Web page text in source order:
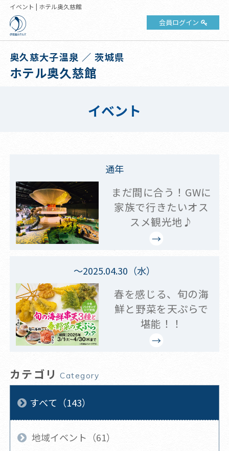
イベント | ホテル奥久慈館
会員ログイン
奥久慈大子温泉 ／ 茨城県
ホテル奥久慈館
イベント
通年
まだ間に合う！GWに
家族で行きたいオス
スメ観光地♪
～2025.04.30（水）
春を感じる、旬の海
鮮と野菜を天ぷらで
堪能！！
カテゴリ Category
すべて（143）
地域イベント（61）